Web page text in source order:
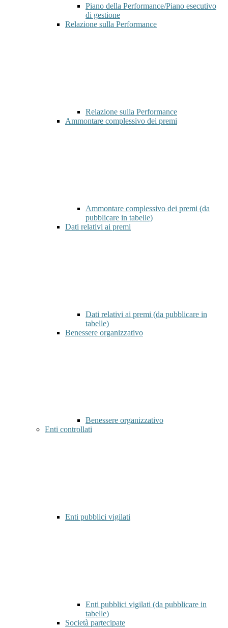
Piano della Performance/Piano esecutivo
di gestione
Relazione sulla Performance
Relazione sulla Performance
Ammontare complessivo dei premi
Ammontare complessivo dei premi (da
pubblicare in tabelle)
Dati relativi ai premi
Dati relativi ai premi (da pubblicare in
tabelle)
Benessere organizzativo
Benessere organizzativo
Enti controllati
Enti pubblici vigilati
Enti pubblici vigilati (da pubblicare in
tabelle)
Società partecipate